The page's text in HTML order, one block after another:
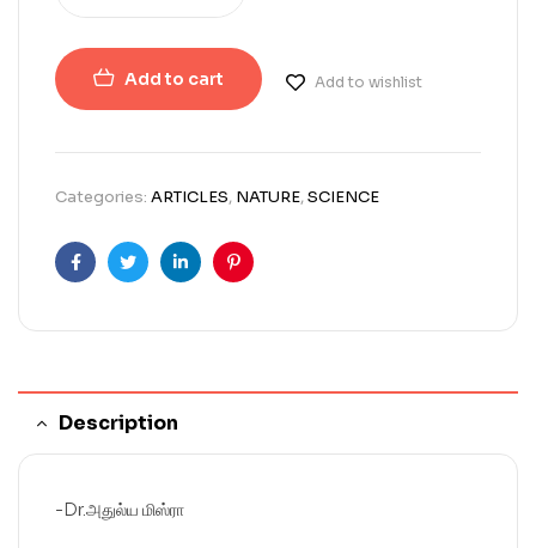
Add to cart Add to wishlist
Categories: ARTICLES, NATURE,SCIENCE
FacebookTwitterLinkedinPinterest
Description
-Dr.அதுல்ய மிஸ்ரா